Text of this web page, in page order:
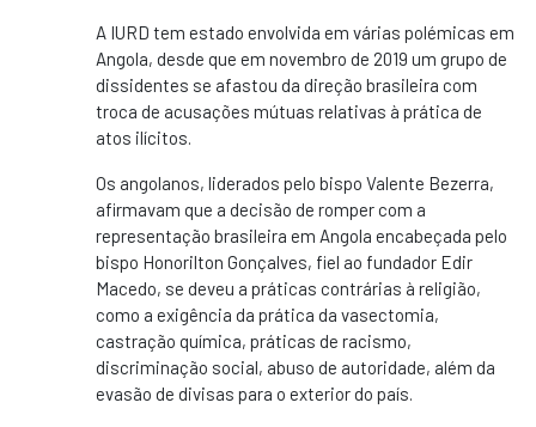
A IURD tem estado envolvida em várias polémicas em
Angola, desde que em novembro de 2019 um grupo de
dissidentes se afastou da direção brasileira com
troca de acusações mútuas relativas à prática de
atos ilícitos.
Os angolanos, liderados pelo bispo Valente Bezerra,
afirmavam que a decisão de romper com a
representação brasileira em Angola encabeçada pelo
bispo Honorilton Gonçalves, fiel ao fundador Edir
Macedo, se deveu a práticas contrárias à religião,
como a exigência da prática da vasectomia,
castração química, práticas de racismo,
discriminação social, abuso de autoridade, além da
evasão de divisas para o exterior do país.